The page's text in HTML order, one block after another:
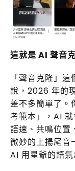
這就是 AI 聲音
「聲音克隆」
說，2026 年的
差不多簡單了。
考範本」，AI
語速、共鳴位置
微妙的上揚尾
AI 用星爺的語氣